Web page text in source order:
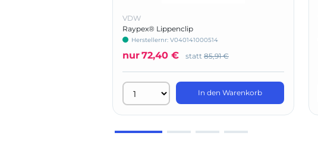
VDW
Raypex® Lippenclip
Herstellernr: V040141000514
nur72,40 € statt 85,91 €
In den Warenkorb